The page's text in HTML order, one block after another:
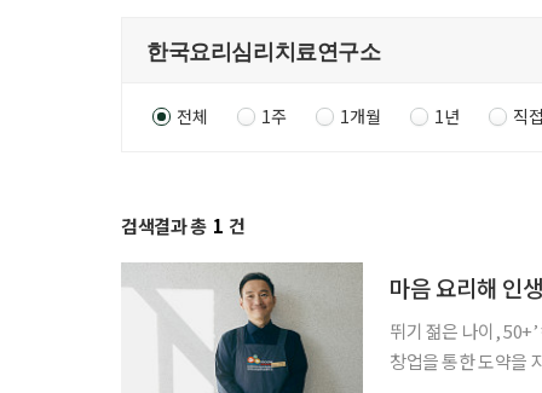
전체 1주 1개월 1년 직
검색결과 총 1 건
마음 요리해 인
뛰기 젊은 나이, 50+’ 캠페인 ‘브라보 마이 라이프’와 ‘서울시50플
창업을 통한 도약을